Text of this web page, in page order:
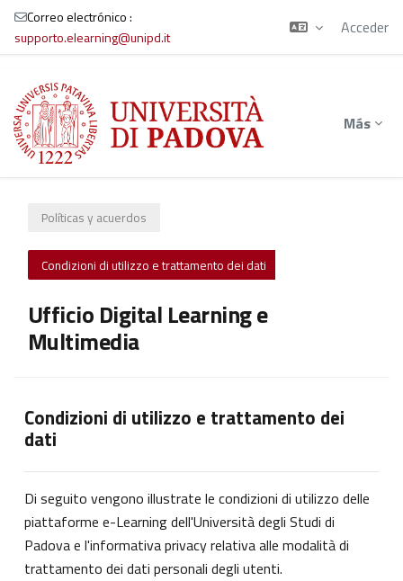
Salta al contenido principal
Correo electrónico :
supporto.elearning@unipd.it
Acceder
Más
Políticas y acuerdos
Condizioni di utilizzo e trattamento dei dati
Ufficio Digital Learning e
Multimedia
Condizioni di utilizzo e trattamento dei
dati
Di seguito vengono illustrate le condizioni di utilizzo delle
piattaforme e-Learning dell'Università degli Studi di
Padova e l'informativa privacy relativa alle modalità di
trattamento dei dati personali degli utenti.